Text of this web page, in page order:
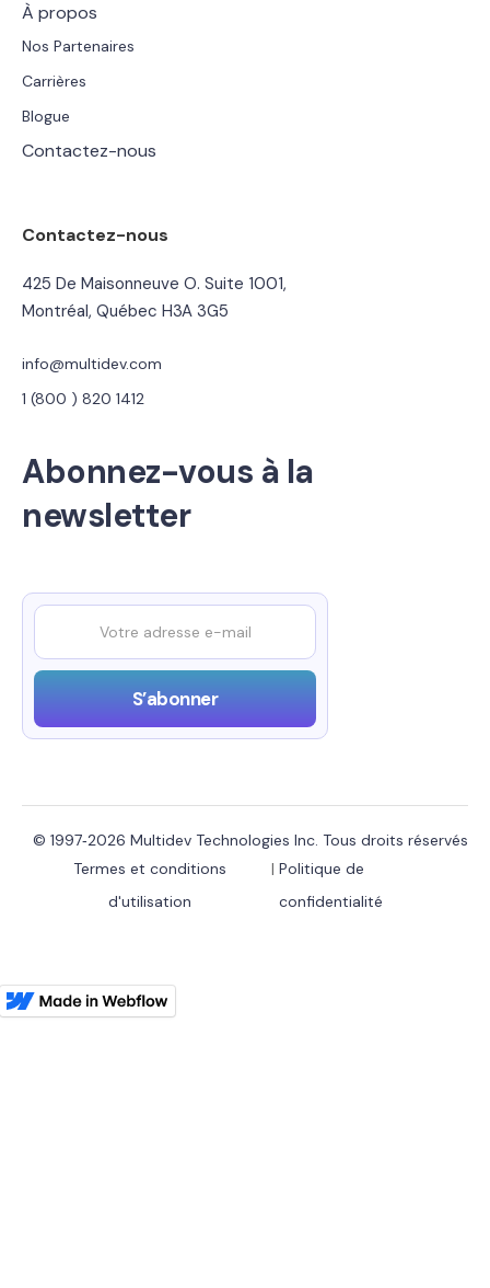
À propos
Nos Partenaires
Carrières
Blogue
Contactez-nous
Contactez-nous
425 De Maisonneuve O. Suite 1001,
Montréal, Québec H3A 3G5
info@multidev.com
1 (800 ) 820 1412
Abonnez-vous à la
newsletter
© 1997‑2026 Multidev Technologies Inc. Tous droits réservés
Termes et conditions
d'utilisation
| Politique de
confidentialité